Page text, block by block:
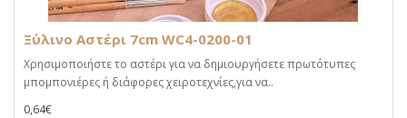
Ξύλινο Αστέρι 7cm WC4-0200-01
Χρησιμοποιήστε το αστέρι για να δημιουργήσετε πρωτότυπες
μπομπονιέρες ή διάφορες χειροτεχνίες,για να..
0,64€